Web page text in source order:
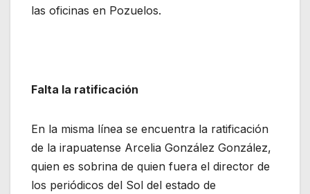
las oficinas en Pozuelos.
Falta la ratificación
En la misma línea se encuentra la ratificación
de la irapuatense Arcelia González González,
quien es sobrina de quien fuera el director de
los periódicos del Sol del estado de